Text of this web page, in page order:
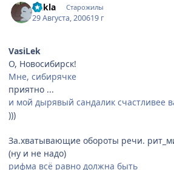
qukla Старожилы
29 Августа, 200619 г
VasiLek
О, Новосибирск!
Мне, сибирячке
приятно ...
и мой дырявый сандалик счастливее
)))
За.хватывающие обороты речи.
(ну и не надо)
рифма всё равно должна быть